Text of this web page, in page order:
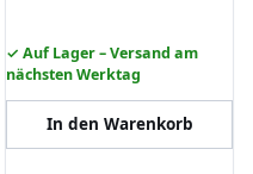
✓ Auf Lager – Versand am
nächsten Werktag
In den Warenkorb